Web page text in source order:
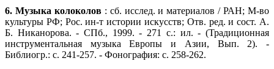
6. Музыка колоколов: сб. исслед. и материалов / РАН; М-во
культуры РФ; Рос. ин-т истории искусств; Отв. ред. и сост. А.
Б. Никанорова. - СПб., 1999. - 271 с.: ил. - (Традиционная
инструментальная музыка Европы и Азии, Вып. 2). -
Библиогр.: с. 241-257. - Фонография: с. 258-262.